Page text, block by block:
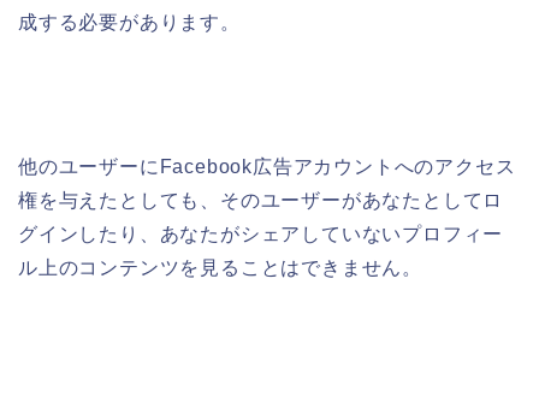
成する必要があります。
他のユーザーにFacebook広告アカウントへのアクセス
権を与えたとしても、そのユーザーがあなたとしてロ
グインしたり、あなたがシェアしていないプロフィー
ル上のコンテンツを見ることはできません。